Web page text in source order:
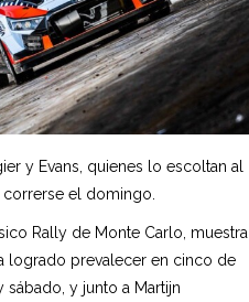
y Evans, quienes lo escoltan al
correrse el domingo.
Rally de Monte Carlo, muestra
logrado prevalecer en cinco de
y junto a Martijn